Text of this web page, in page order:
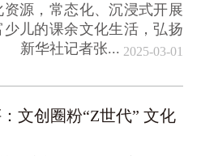
源，常态化、沉浸式开展
儿的课余文化生活，弘扬
新华社记者张... 2025-03-01
文创圈粉“Z世代” 文化